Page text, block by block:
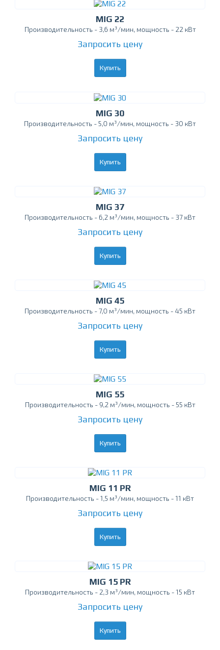
MIG 22
Производительность - 3,6 м³/мин, мощность - 22 кВт
Запросить цену
Купить
MIG 30
Производительность - 5,0 м³/мин, мощность - 30 кВт
Запросить цену
Купить
MIG 37
Производительность - 6,2 м³/мин, мощность - 37 кВт
Запросить цену
Купить
MIG 45
Производительность - 7,0 м³/мин, мощность - 45 кВт
Запросить цену
Купить
MIG 55
Производительность - 9,2 м³/мин, мощность - 55 кВт
Запросить цену
Купить
MIG 11 PR
Производительность - 1,5 м³/мин, мощность - 11 кВт
Запросить цену
Купить
MIG 15 PR
Производительность - 2,3 м³/мин, мощность - 15 кВт
Запросить цену
Купить